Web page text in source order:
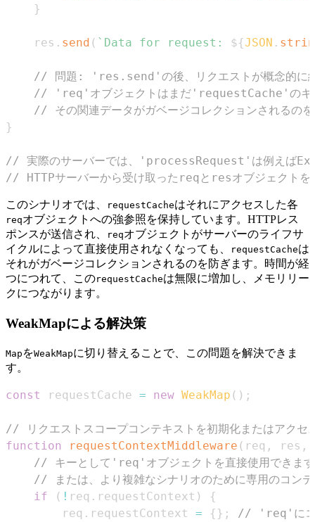
}
    res
. send ( ` Data for request: ${JSON .
// 問題: 'res.send'の後、リクエストが概念的に終
// 'req'オブジェクトはまだ'requestCache'のキ
// その関連データがガベージコレクションされるの
}
// 実際のサーバーでは、'processRequest'は例えば
// HTTPサーバーから受け取ったreqとresオブジェクトを
このシナリオでは、 requestCacheはそれにアクセスした各
reqオブジェクトへの強参照を保持しています。HTTPレス
ポンスが送信され、
reqオブジェクトがサーバーのライフサ
イクルによって直接使用されなくなっても、
requestCacheは
それがガベージコレクションされるのを防ぎます。時間が経
つにつれて、このrequestCacheは無限に増加し、メモリリー
クにつながります。
WeakMapによる解決策
Map をWeakMapに切り替えることで、この問題を解決できま
す。
const requestCache = new WeakMap ( ) ;
// リクエストスコープコンテキストを初期化またはアクセ
function
requestContextMiddleware ( req , res ,
// キーとして'req'オブジェクトを直接使用できます
// または、より複雑なシナリオのために専用のコン
if
( ! req . requestContext )
{
        req
. requestContext = { } ;
// 'req'にコン